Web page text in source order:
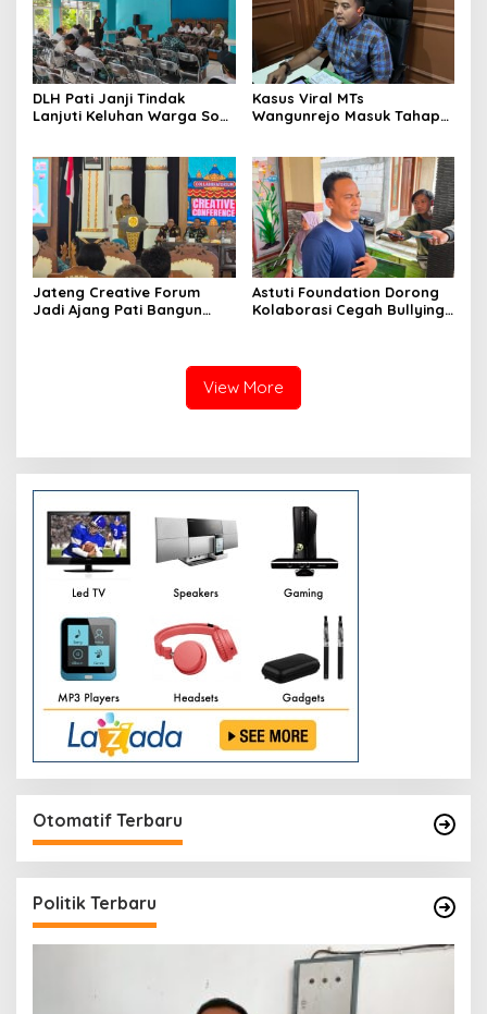
DLH Pati Janji Tindak
Lanjuti Keluhan Warga Soal
Kasus Viral MTs
Wangunrejo Masuk Tahap
Jateng Creative Forum
Jadi Ajang Pati Bangun
Astuti Foundation Dorong
Kolaborasi Cegah Bullying
View More
Otomatif Terbaru
Politik Terbaru